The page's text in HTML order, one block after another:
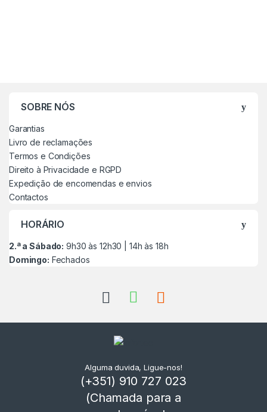
SOBRE NÓS
Garantias
Livro de reclamações
Termos e Condições
Direito à Privacidade e RGPD
Expedição de encomendas e envios
Contactos
HORÁRIO
2.ª a Sábado: 9h30 às 12h30 | 14h às 18h
Domingo: Fechados
Alguma duvida, Ligue-nos!
(+351) 910 727 023
(Chamada para a